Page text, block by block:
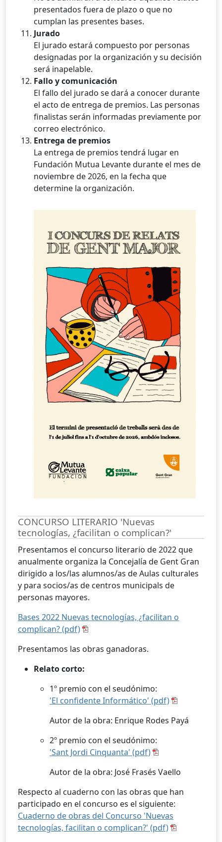
presentados fuera de plazo o que no
cumplan las presentes bases.
Jurado
El jurado estará compuesto por personas
designadas por la organización y su decisión
será inapelable.
Fallo y comunicación
El fallo del jurado se dará a conocer durante
el acto de entrega de premios. Las personas
finalistas serán informadas previamente por
correo electrónico.
Entrega de premios
La entrega de premios tendrá lugar en
Fundación Mutua Levante durante el mes de
noviembre de 2026, en la fecha que
determine la organización.
CONCURSO LITERARIO 'Nuevas
tecnologías, ¿facilitan o complican?'
Presentamos el concurso literario de 2022 que
anualmente organiza la Concejalía de Gent Gran
dirigido a los/las alumnos/as de Aulas culturales
y para socios/as de centros municipals de
personas mayores.
Bases 2022 Nuevas tecnologías, ¿facilitan o
complican? (pdf)
Presentamos las obras ganadoras.
Relato corto:
1º premio con el seudónimo:
'El confidente Informático' (pdf)
Autor de la obra: Enrique Rodes Payá
2º premio con el seudónimo:
'Sant Jordi Cinquanta' (pdf)
Autor de la obra: José Frasés Vaello
Respecto al cuaderno con las obras que han
participado en el concurso es el siguiente:
Cuaderno de obras del Concurso 'Nuevas
tecnologías, facilitan o complican?' (pdf)